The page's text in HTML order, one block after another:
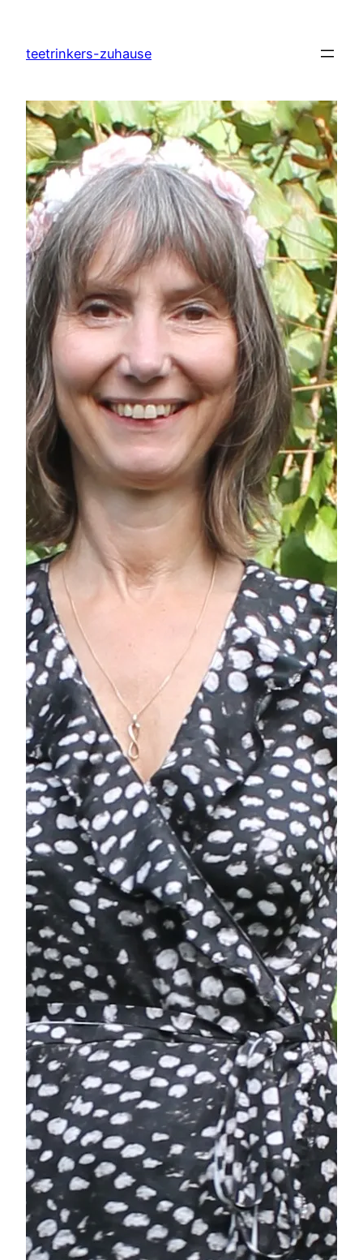
springen
teetrinkers-zuhause